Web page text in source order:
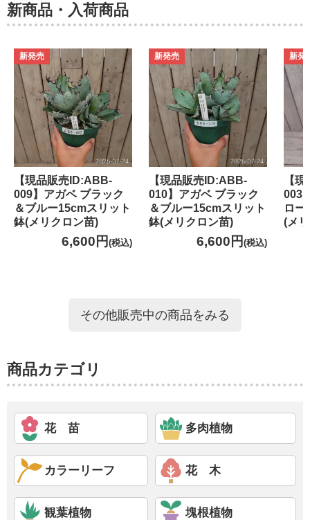
新商品・入荷商品
新発売
【現品販売ID:ABB-
009】アガベ ブラック
＆ブルー15cmスリット
鉢(メリクロン苗)
6,600円(税込)
新発売
【現品販売ID:ABB-
010】アガベ ブラック
＆ブルー15cmスリット
鉢(メリクロン苗)
6,600円(税込)
新発
【
003
ロ
(メ
その他販売中の商品をみる
商品カテゴリ
花 苗 多肉植物
カラーリーフ 花 木
観葉植物 塊根植物